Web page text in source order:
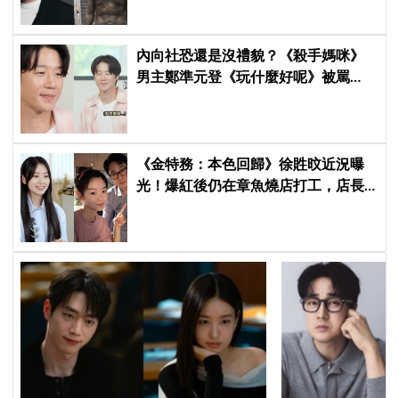
內向社恐還是沒禮貌？《殺手媽咪》
男主鄭準元登《玩什麼好呢》被罵
《金特務：本色回歸》徐貹旼近況曝
光！爆紅後仍在章魚燒店打工，店長